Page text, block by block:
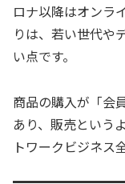
ロナ以降はオンラ
りは、若い世代や
い点です。
商品の購入が「会
あり、販売という
トワークビジネス